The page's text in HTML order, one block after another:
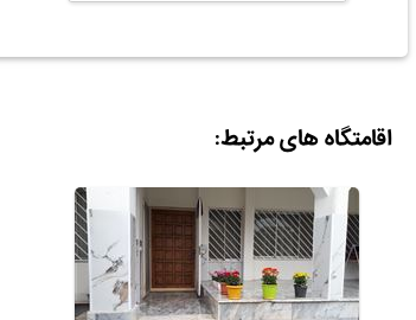
اقامتگاه های مرتبط: